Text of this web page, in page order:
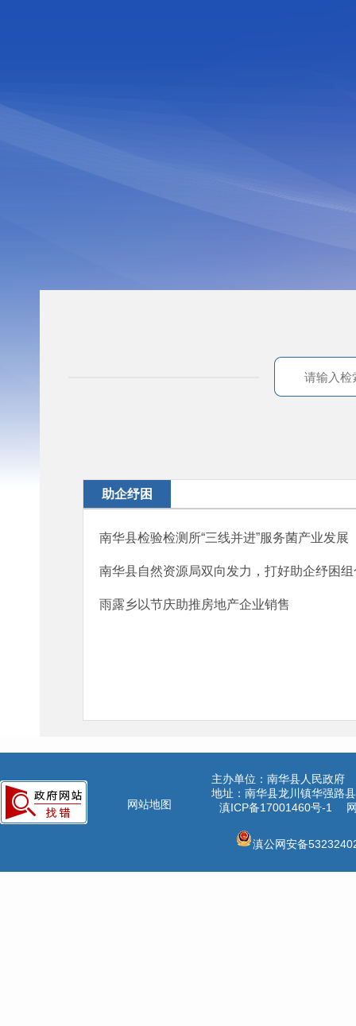
助企纾困
南华县检验检测所“三线并进”服务菌产业发展
南华县自然资源局双向发力，打好助企纾困
雨露乡以节庆助推房地产企业销售
网站地图
主办单位：南华县人民政府
地址：南华县龙川镇华强
滇ICP备17001460号-1
滇公网安备